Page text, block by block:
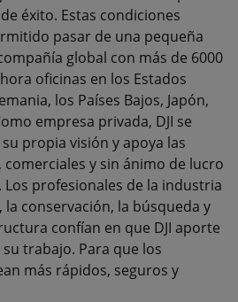
éxito. Estas condiciones
pasar de una pequeña
global con más de 6000
oficinas en los Estados
los Países Bajos, Japón,
empresa privada, DJI se
propia visión y apoya las
y sin ánimo de lucro
profesionales de la industria
conservación, la búsqueda y
confían en que DJI aporte
trabajo. Para que los
más rápidos, seguros y